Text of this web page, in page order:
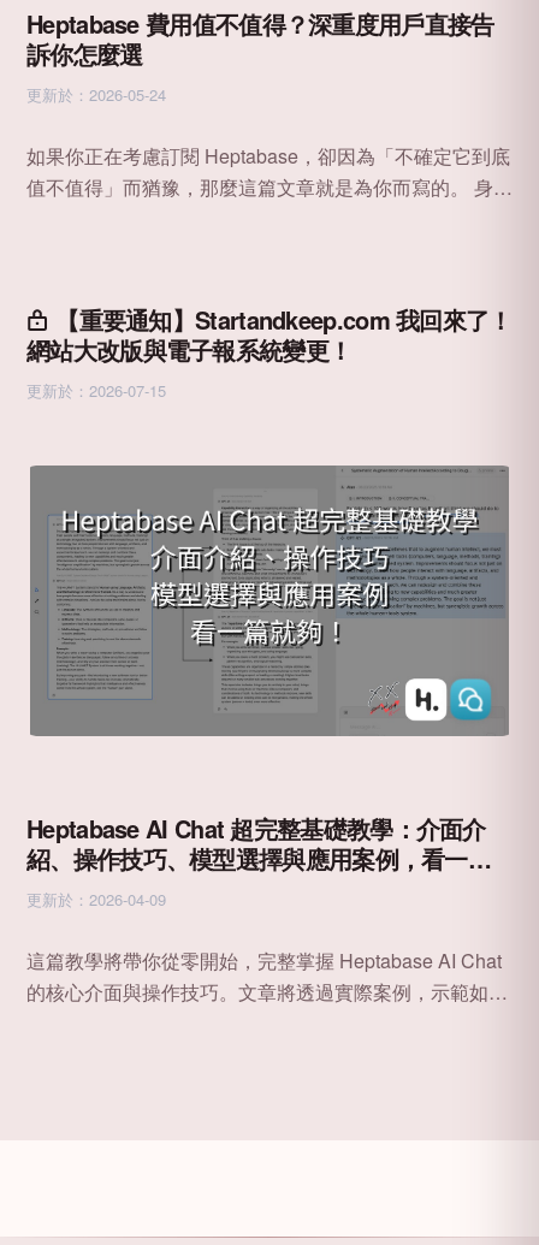
Heptabase 費用值不值得？深重度用戶直接告
訴你怎麼選
更新於：2026-05-24
如果你正在考慮訂閱 Heptabase，卻因為「不確定它到底
值不值得」而猶豫，那麼這篇文章就是為你而寫的。 身為
Heptabase 的各位，在觀望的其實不是「好不好用」，而
是兩個更現實的問題： * 現在要訂閱的工具、AI 太多了，
了，但需要直上 Premium 方案嗎？ 現在好用的數位工
快要 150 台幣的生活下，連學一點新東西都得花錢。因此
對於到底要不要「再多訂閱一工具」會猶豫是非常正常
的。 但我想說的是，不要只把 Heptabase 當作一個 AI
網站大改版與電子報系統變更！
更新於：2026-07-15
Heptabase AI Chat 超完整基礎教學：介面介
紹、操作技巧、模型選擇與應用案例，看一篇
就夠！
更新於：2026-04-09
這篇教學將帶你從零開始，完整掌握 Heptabase AI Chat
的核心介面與操作技巧。文章將透過實際案例，示範如何